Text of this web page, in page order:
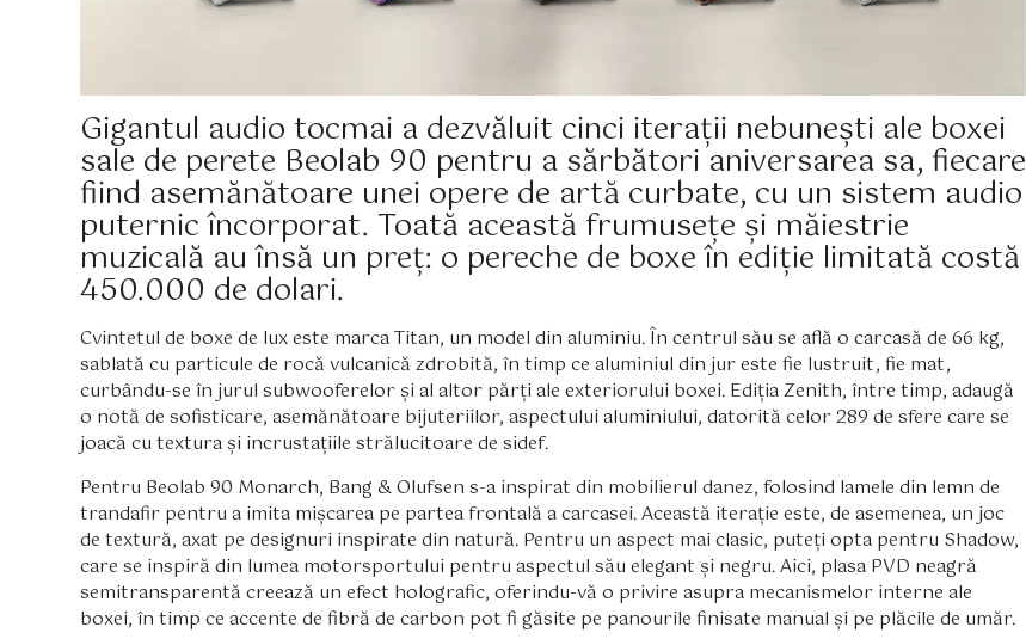
Gigantul audio tocmai a dezvăluit cinci iterații nebunești ale boxei
sale de perete Beolab 90 pentru a sărbători aniversarea sa, fiecare
fiind asemănătoare unei opere de artă curbate, cu un sistem audio
puternic încorporat. Toată această frumusețe și măiestrie
muzicală au însă un preț: o pereche de boxe în ediție limitată costă
450.000 de dolari.
Cvintetul de boxe de lux este marca Titan, un model din aluminiu. În centrul său se află o carcasă de 66 kg,
sablată cu particule de rocă vulcanică zdrobită, în timp ce aluminiul din jur este fie lustruit, fie mat,
curbându-se în jurul subwooferelor și al altor părți ale exteriorului boxei. Ediția Zenith, între timp, adaugă
o notă de sofisticare, asemănătoare bijuteriilor, aspectului aluminiului, datorită celor 289 de sfere care se
joacă cu textura și incrustațiile strălucitoare de sidef.
Pentru Beolab 90 Monarch, Bang & Olufsen s-a inspirat din mobilierul danez, folosind lamele din lemn de
trandafir pentru a imita mișcarea pe partea frontală a carcasei. Această iterație este, de asemenea, un joc
de textură, axat pe designuri inspirate din natură. Pentru un aspect mai clasic, puteți opta pentru Shadow,
care se inspiră din lumea motorsportului pentru aspectul său elegant și negru. Aici, plasa PVD neagră
semitransparentă creează un efect holografic, oferindu-vă o privire asupra mecanismelor interne ale
boxei, în timp ce accente de fibră de carbon pot fi găsite pe panourile finisate manual și pe plăcile de umăr.